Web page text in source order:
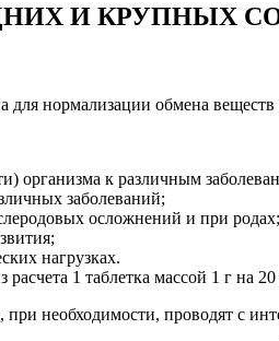
И КРУПНЫХ
для нормализации обмена
организма к различным
заболеваний;
осложнений и при родах;
нагрузках.
1 таблетка массой 1 г на
необходимости, проводят с